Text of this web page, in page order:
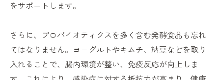
をサポートします。
さらに、プロバイオティクスを多く含む発酵食品も忘れ
てはなりません。ヨーグルトやキムチ、納豆などを取り
入れることで、腸内環境が整い、免疫反応が向上しま